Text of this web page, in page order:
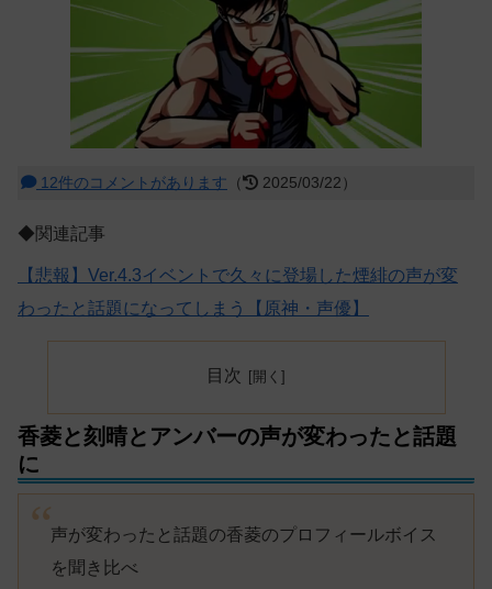
12件のコメントがあります （ 2025/03/22）
◆関連記事
【悲報】Ver.4.3イベントで久々に登場した煙緋の声が変
わったと話題になってしまう【原神・声優】
目次
香菱と刻晴とアンバーの声が変わったと話題
に
声が変わったと話題の香菱のプロフィールボイス
を聞き比べ